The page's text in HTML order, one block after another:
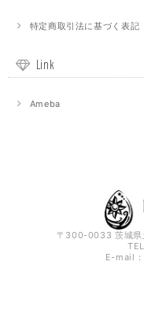
特定商取引法に基づく表記
Link
Ameba
〒300-0033 茨城県
E-mail：